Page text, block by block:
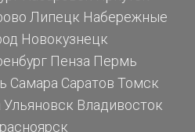
Липецк Набережные
Новокузнецк
Пенза Пермь
Самара Саратов Томск
Ульяновск Владивосток